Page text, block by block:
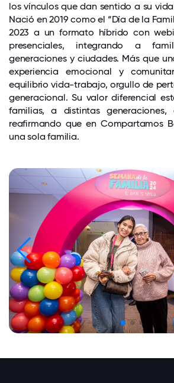
los vínculos que dan sentido a su
Nació en 2019 como el “Día de la
2023 a un formato híbrido con
presenciales, integrando a
generaciones y ciudades. Más que
experiencia emocional y
equilibrio vida-trabajo, orgullo de
generacional. Su valor diferencial
familias, a distintas generaciones,
reafirmando que en Compartamos
una sola familia.